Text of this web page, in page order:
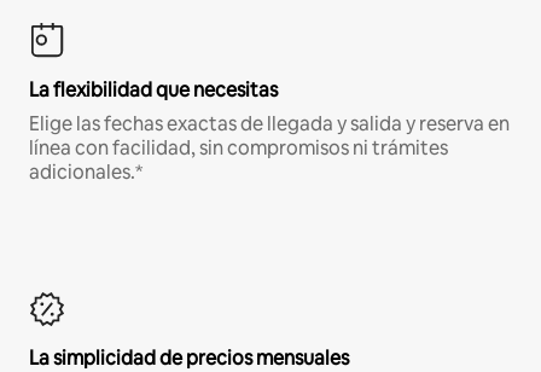
La flexibilidad que necesitas
Elige las fechas exactas de llegada y salida y reserva en
línea con facilidad, sin compromisos ni trámites
adicionales.*
La simplicidad de precios mensuales